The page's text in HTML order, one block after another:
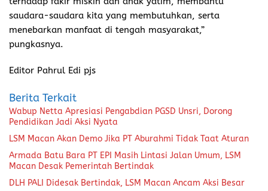
saudara-saudara kita yang membutuhkan, serta
menebarkan manfaat di tengah masyarakat,”
pungkasnya.
Editor Pahrul Edi pjs
Berita Terkait
Wabup Netta Apresiasi Pengabdian PGSD Unsri, Dorong
Pendidikan Jadi Aksi Nyata
LSM Macan Akan Demo Jika PT Aburahmi Tidak Taat Aturan
Armada Batu Bara PT EPI Masih Lintasi Jalan Umum, LSM
Macan Desak Pemerintah Bertindak
DLH PALI Didesak Bertindak, LSM Macan Ancam Aksi Besar